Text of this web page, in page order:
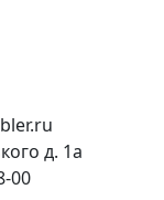
00
д. 1а